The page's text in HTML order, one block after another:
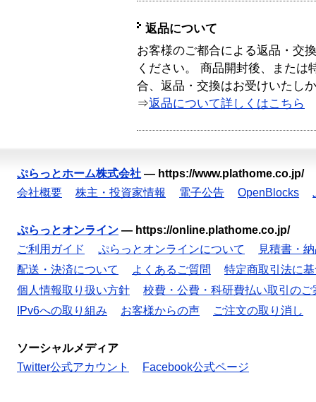
返品について
お客様のご都合による返品・交
ください。 商品開封後、または
合、返品・交換はお受けいたし
⇒返品について詳しくはこちら
ぷらっとホーム株式会社 — https://www.plathome.co.jp/
会社概要
株主・投資家情報 電子公告 OpenBlocks
ぷらっとオンライン — https://online.plathome.co.jp/
ご利用ガイド
ぷらっとオンラインについて
見積書・
配送・決済について
よくあるご質問
特定商取引法に
個人情報取り扱い方針
校費・公費・科研費払い取引のご
IPv6への取り組み
お客様からの声 ご注文の取り消し
ソーシャルメディア
Twitter公式アカウント
Facebook公式ページ